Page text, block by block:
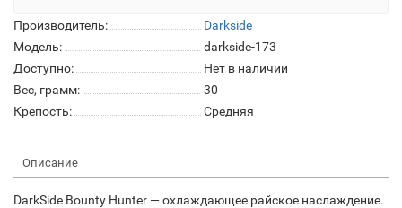
Производитель:
Darkside
Модель:
darkside-173
Доступно:
Нет в наличии
Вес, грамм:
30
Крепость:
Средняя
Описание
DarkSide Bounty Hunter — охлаждающее райское наслаждение.